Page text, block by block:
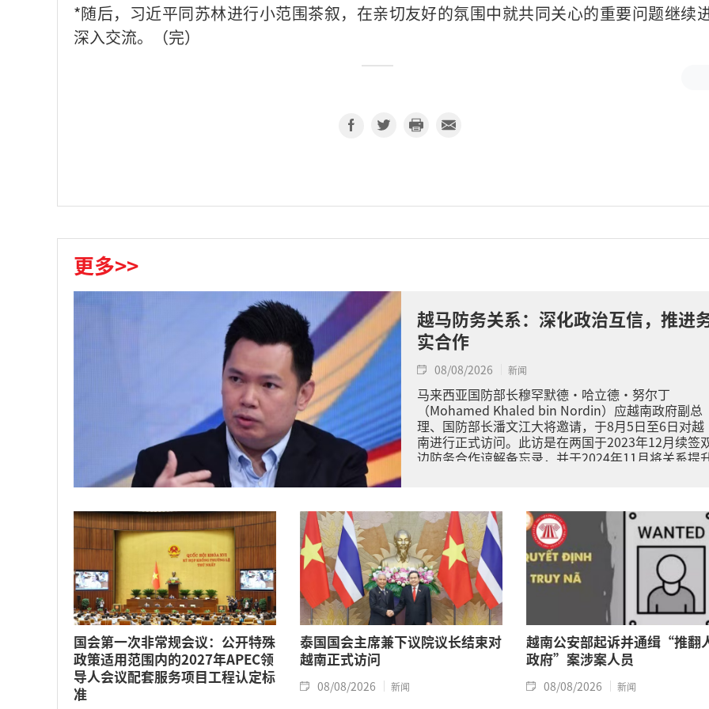
*随后，习近平同苏林进行小范围茶叙，在亲切友好的氛围中就共同关心的重要问题继续
深入交流。（完）
更多>>
越马防务关系：深化政治互信，推进
实合作
08/08/2026 新闻
马来西亚国防部长穆罕默德·哈立德·努尔丁
（Mohamed Khaled bin Nordin）应越南政府副总
理、国防部长潘文江大将邀请，于8月5日至6日对越
南进行正式访问。此访是在两国于2023年12月续签
边防务合作谅解备忘录，并于2024年11月将关系提
国会第一次非常规会议：公开特殊
政策适用范围内的2027年APEC领
导人会议配套服务项目工程认定标
准
泰国国会主席兼下议院议长结束对
越南正式访问
08/08/2026 新闻
越南公安部起诉并通缉“推翻
政府”案涉案人员
08/08/2026 新闻